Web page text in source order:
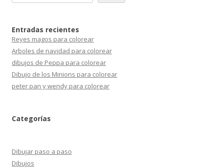
Entradas recientes
Reyes magos para colorear
Arboles de navidad para colorear
dibujos de Peppa para colorear
Dibujo de los Minions para colorear
peter pan y wendy para colorear
Categorías
Dibujar paso a paso
Dibujos